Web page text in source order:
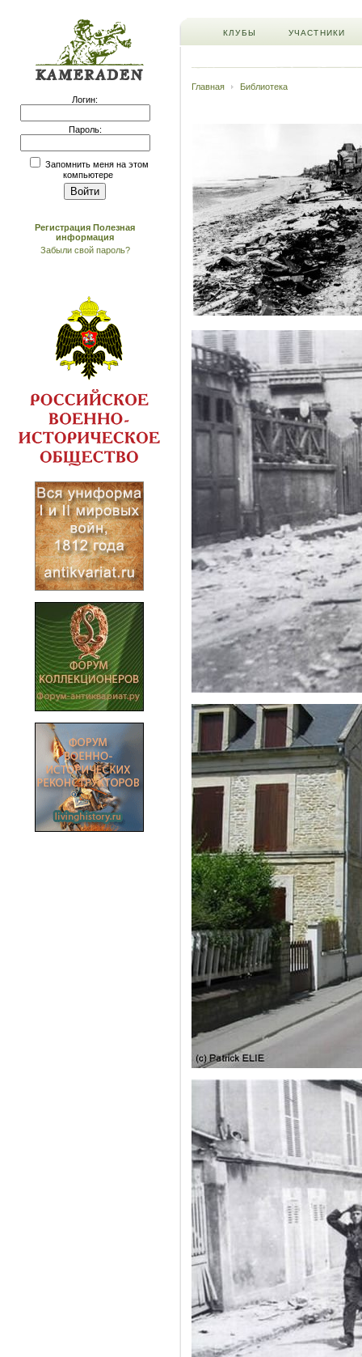
Логин:
Пароль:
Запомнить меня на этом
компьютере
Регистрация Полезная
информация
Забыли свой пароль?
КЛУБЫ УЧАСТНИКИ
Главная Библиотека